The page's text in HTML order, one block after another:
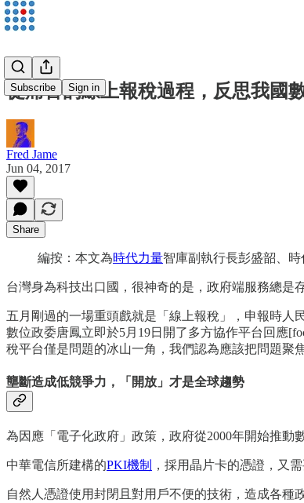
Subscribe Sign in
從痛苦的線上報稅過程，反思我國
Fred Jame
Jun 04, 2017
Share
編按：本文為時代力量智庫副執行長彭盛韶、時
台灣身為科技出口國，很神奇的是，政府端服務總是
五月剛過的一場重頭戲就是「線上報稅」，申報時人
數位政委唐鳳立即於5月19日開了多方協作平台回應
稅平台僅是問題的冰山一角，我們認為應該把問題聚
壟斷造成低競爭力，「開放」才是全球趨勢
為因應「電子化政府」政策，政府從2000年開始推動
中華電信所建構的PKI機制 ，採用晶片卡的憑證，又
自然人憑證使用封閉且對用戶不便的技術，造成各種